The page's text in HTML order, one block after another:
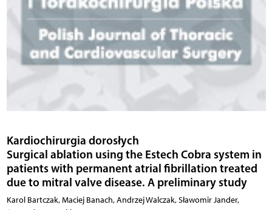
Kardiochirurgia dorosłych
Surgical ablation using the Estech Cobra system in
patients with permanent atrial fibrillation treated
due to mitral valve disease. A preliminary study
Karol Bartczak, Maciej Banach, Andrzej Walczak, Sławomir Jander,